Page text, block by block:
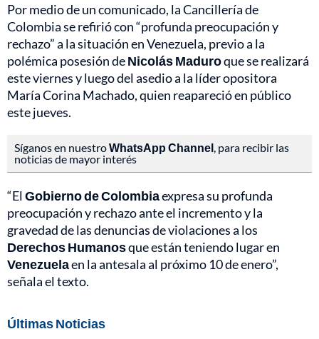
Por medio de un comunicado, la Cancillería de
Colombia se refirió con “profunda preocupación y
rechazo” a la situación en Venezuela, previo a la
polémica posesión deNicolás Maduroque se realizará
este viernes y luego del asedio a la líder opositora
María Corina Machado, quien reapareció en público
este jueves.
Síganos en nuestroWhatsApp Channel , para recibir las
noticias de mayor interés
“ElGobierno de Colombiaexpresa su profunda
preocupación y rechazo ante el incremento y la
gravedad de las denuncias de violaciones a los
Derechos Humanosque están teniendo lugar en
Venezuelaen la antesala al próximo 10 de enero”,
señala el texto.
Últimas Noticias